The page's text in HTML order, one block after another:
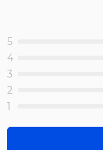
5
4
3
2
1